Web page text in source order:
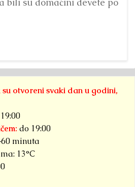
bili su domaćini devete po
otvoreni svaki dan u godini,
do 19:00
minuta
13°C